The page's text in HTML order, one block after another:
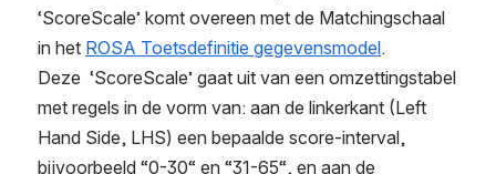
‘ScoreScale’ komt overeen met de Matchingschaal
in het ROSA Toetsdefinitie gegevensmodel.
Deze  ‘ScoreScale’ gaat uit van een omzettingstabel
met regels in de vorm van: aan de linkerkant (Left
Hand Side, LHS) een bepaalde score-interval,
bijvoorbeeld “0-30“ en “31-65“, en aan de